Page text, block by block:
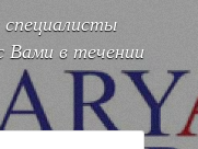
Вами в течении